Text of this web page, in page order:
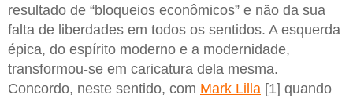
resultado de “bloqueios econômicos” e não da sua
falta de liberdades em todos os sentidos. A esquerda
épica, do espírito moderno e a modernidade,
transformou-se em caricatura dela mesma.
Concordo, neste sentido, com Mark Lilla [1] quando